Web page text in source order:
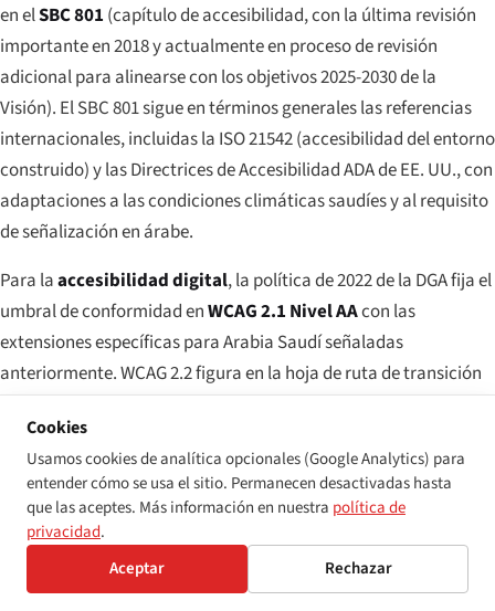
en elSBC 801 (capítulo de accesibilidad, con la última revisión
importante en 2018 y actualmente en proceso de revisión
adicional para alinearse con los objetivos 2025-2030 de la
Visión). El SBC 801 sigue en términos generales las referencias
internacionales, incluidas la ISO 21542 (accesibilidad del entorno
construido) y las Directrices de Accesibilidad ADA de EE. UU., con
adaptaciones a las condiciones climáticas saudíes y al requisito
de señalización en árabe.
Para laaccesibilidad digital, la política de 2022 de la DGA fija el
umbral de conformidad enWCAG 2.1 Nivel AAcon las
extensiones específicas para Arabia Saudí señaladas
anteriormente. WCAG 2.2 figura en la hoja de ruta de transición
de la DGA; a mediados de 2026, las entidades gubernamentales
operan conforme a la base 2.1 AA, y se espera que la versión 2.2
se incorpore en la próxima iteración de la política. EN 301 549 se
sigue como orientación técnica de buenas prácticas para los
pliegos de contratación, especialmente en los gigaproyectos
donde los grupos de proveedores internacionales requieren una
referencia de norma reconocida globalmente.
Cookies
Usamos cookies de analítica opcionales (Google Analytics) para
entender cómo se usa el sitio. Permanecen desactivadas hasta
que las aceptes. Más información en nuestra política de
privacidad.
Aceptar
Rechazar